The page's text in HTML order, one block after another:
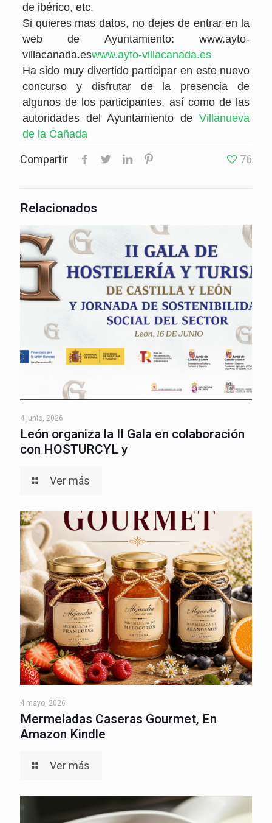
de ibérico, etc.
Si quieres mas datos, no dejes de entrar en la
web de Ayuntamiento: www.ayto-
villacanada.eswww.ayto-villacanada.es
Ha sido muy divertido participar en este nuevo
concurso y disfrutar de la presencia de
algunos de los participantes, así como de las
autoridades del Ayuntamiento deVillanueva
de la Cañada
Compartir 76
Relacionados
4 junio, 2026
León organiza la II Gala en colaboración
con HOSTURCYL y
Ver más
4 mayo, 2026
Mermeladas Caseras Gourmet, En
Amazon Kindle
Ver más